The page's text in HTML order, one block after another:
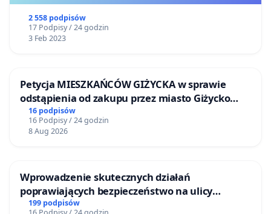
2 558 podpisów
17 Podpisy / 24 godzin
3 Feb 2023
Petycja MIESZKAŃCÓW GIŻYCKA w sprawie
odstąpienia od zakupu przez miasto Giżycko
nieruchomości położonej nad jeziorem Niegocin
16 podpisów
16 Podpisy / 24 godzin
8 Aug 2026
Wprowadzenie skutecznych działań
poprawiających bezpieczeństwo na ulicy
Żeromskiego w Otwocku
199 podpisów